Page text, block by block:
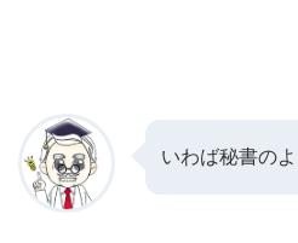
いわば秘書の